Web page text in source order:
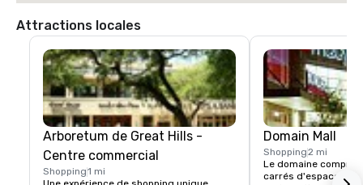
Attractions locales
Arboretum de Great Hills -
Centre commercial
Shopping1 mi
Domain Mall
Shopping2 mi
Le domaine
carrés d'espace de